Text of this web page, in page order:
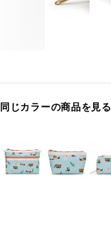
同じカラーの商品を見る